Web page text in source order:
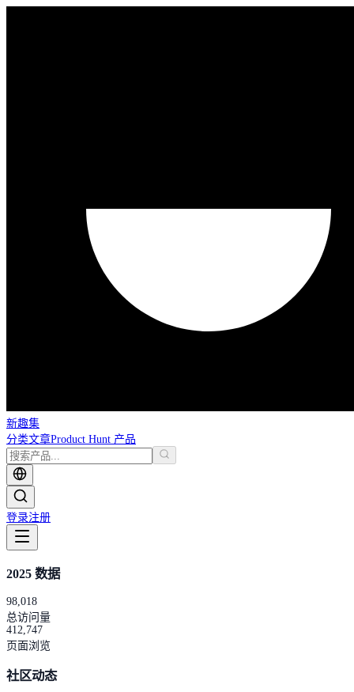
新趣集
分类文章Product Hunt 产品
登录注册
2025 数据
98,018
总访问量
412,747
页面浏览
社区动态